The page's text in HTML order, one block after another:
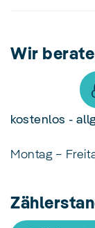
Wir
kostenlos -
Montag –